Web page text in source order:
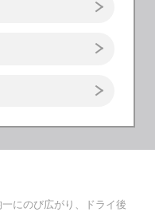
にのび広がり、ドライ後